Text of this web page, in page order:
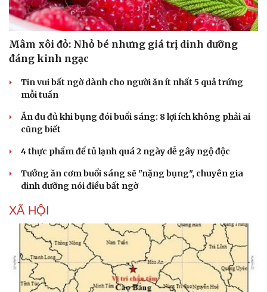
Mâm xôi đỏ: Nhỏ bé nhưng giá trị dinh dưỡng
đáng kinh ngạc
Tin vui bất ngờ dành cho người ăn ít nhất 5 quả trứng
mỗi tuần
Ăn đu đủ khi bụng đói buổi sáng: 8 lợi ích không phải ai
cũng biết
4 thực phẩm để tủ lạnh quá 2 ngày dễ gây ngộ độc
Tưởng ăn cơm buổi sáng sẽ "nặng bụng", chuyên gia
dinh dưỡng nói điều bất ngờ
XÃ HỘI